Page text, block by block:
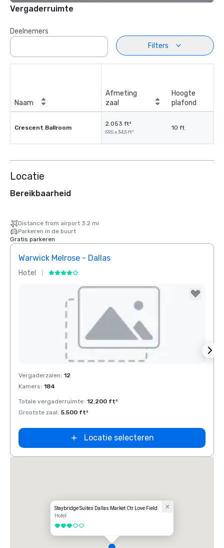
Vergaderruimte
Deelnemers
Filters
Naam
Afmeting
zaal
Hoogte
plafond
Crescent Ballroom
2.053 ft²
59,5 x 34,5 ft²
10 ft
Locatie
Bereikbaarheid
Distance from airport 3.2 mi
Parkeren in de buurt
Gratis parkeren
Warwick Melrose - Dallas
Hotel
Removed from favorites
Vergaderzalen: 12
Kamers: 184
Totale vergaderruimte: 12.200 ft²
Grootste zaal: 5.500 ft²
Locatie selecteren
Staybridge Suites Dallas Market Ctr Love Field
Hotel
3 van 5